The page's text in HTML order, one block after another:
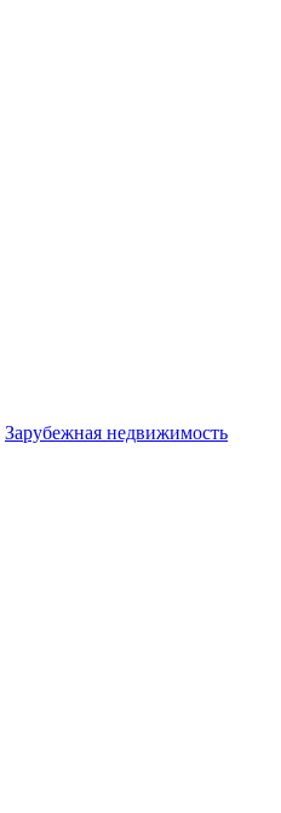
Зарубежная недвижимость